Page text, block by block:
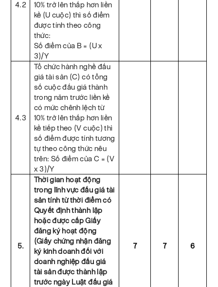
4.2
10% trở lên thấp hơn liền
kề (U cuộc) thì số điểm
được tính theo công
thức:
Số điểm của B = (U x
3)/Y
4.3
Tổ chức hành nghề đấu
giá tài sản (C) có tổng
số cuộc đấu giá thành
trong năm trước liền kề
có mức chênh lệch từ
10% trở lên thấp hơn liền
kề tiếp theo (V cuộc) thì
số điểm được tính tương
tự theo công thức nêu
trên: Số điểm của C = (V
x 3)/Y
5.
Thời gian hoạt động
trong lĩnh vực đấu giá tài
sản tính từ thời điểm có
Quyết định thành lập
hoặc được cấp Giấy
đăng ký hoạt động
(Giấy chứng nhận đăng
ký kinh doanh đối với
doanh nghiệp đấu giá
tài sản được thành lập
trước ngày Luật đấu giá
7 7 6